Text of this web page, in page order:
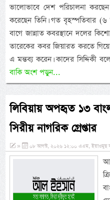
ভালোভাবে দেশ পরিচালনা করছেন
করেছেন তিনি। গত বৃহস্পতিবার
বাগে জান্নাত কবরস্থানে দলের
তারেকের কবর জিয়ারত করতে
এ মন্তব্য করেন। কাদের সিদ্দিকী
বাকি অংশ পড়ুন...
লিবিয়ায় অপহৃত ১৩
সিরীয় নাগরিক গ্রেপ্তার
» ০৮ আগস্ট, ২০২৬ ১২:০০ এএম, ইয়াওমুছ